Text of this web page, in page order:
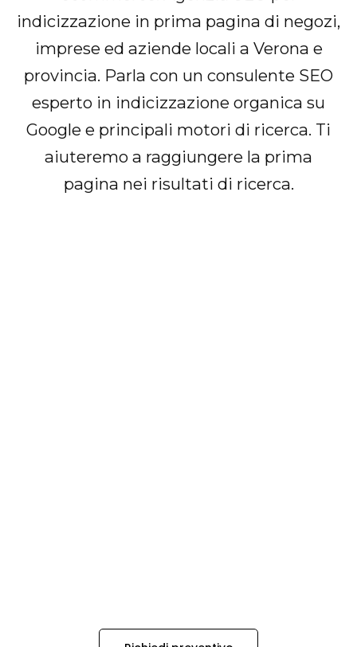
indicizzazione in prima pagina di negozi,
imprese ed aziende locali a Verona e
provincia. Parla con un consulente SEO
esperto in indicizzazione organica su
Google e principali motori di ricerca. Ti
aiuteremo a raggiungere la prima
pagina nei risultati di ricerca.